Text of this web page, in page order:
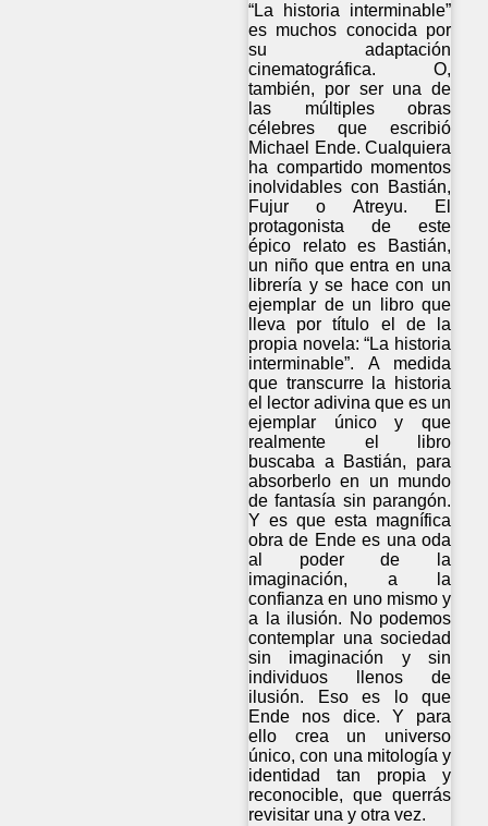
“La historia interminable”
es muchos conocida por
su adaptación
cinematográfica. O,
también, por ser una de
las múltiples obras
célebres que escribió
Michael Ende. Cualquiera
ha compartido momentos
inolvidables con Bastián,
Fujur o Atreyu. El
protagonista de este
épico relato es Bastián,
un niño que entra en una
librería y se hace con un
ejemplar de un libro que
lleva por título el de la
propia novela: “La historia
interminable”. A medida
que transcurre la historia
el lector adivina que es un
ejemplar único y que
realmente el libro
buscaba a Bastián, para
absorberlo en un mundo
de fantasía sin parangón.
Y es que esta magnífica
obra de Ende es una oda
al poder de la
imaginación, a la
confianza en uno mismo y
a la ilusión. No podemos
contemplar una sociedad
sin imaginación y sin
individuos llenos de
ilusión. Eso es lo que
Ende nos dice. Y para
ello crea un universo
único, con una mitología y
identidad tan propia y
reconocible, que querrás
revisitar una y otra vez.